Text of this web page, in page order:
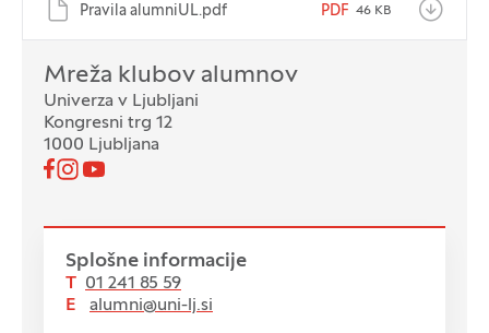
Pravila alumniUL.pdf PDF 46 KB
Mreža klubov alumnov
Univerza v Ljubljani
Kongresni trg 12
1000 Ljubljana
Spremljajte nas
Pojdi na našo Facebook stran
Pojdi na našo Instagram stran
Pojdi na YouTube stran
Splošne informacije
T 01 241 85 59
E
alumni@uni-lj.si